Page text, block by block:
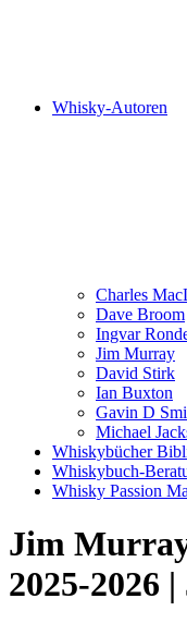
Whisky-Autoren
Charles
Dave Broom
Ingvar
Jim Murray
David Stirk
Ian Buxton
Gavin D
Michael
Whiskybücher
Whiskybuch-
Whisky Passion
Jim
2025-2026